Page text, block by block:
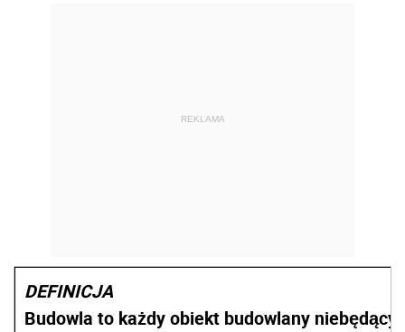
REKLAMA
DEFINICJA
Budowla to każdy obiekt budowlany